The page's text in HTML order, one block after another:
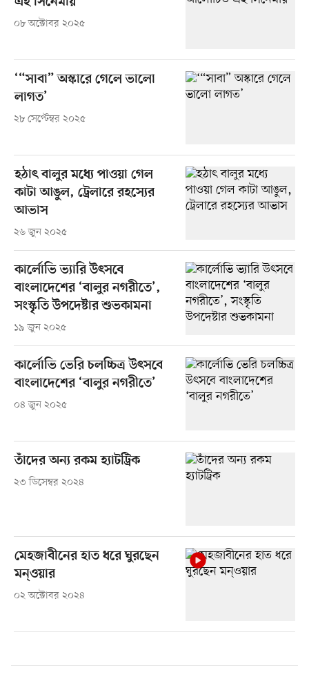
০৮ অক্টোবর ২০২৫
‘“সাবা” অস্কারে গেলে ভালো
লাগত’
২৮ সেপ্টেম্বর ২০২৫
হঠাৎ বালুর মধ্যে পাওয়া গেল
কাটা আঙুল, ট্রেলারে রহস্যের
আভাস
২৬ জুন ২০২৫
কার্লোভি ভ্যারি উৎসবে
বাংলাদেশের ‘বালুর নগরীতে’,
সংস্কৃতি উপদেষ্টার শুভকামনা
১৯ জুন ২০২৫
কার্লোভি ভেরি চলচ্চিত্র উৎসবে
বাংলাদেশের ‘বালুর নগরীতে’
০৪ জুন ২০২৫
তাঁদের অন্য রকম হ্যাটট্রিক
২৩ ডিসেম্বর ২০২৪
মেহজাবীনের হাত ধরে ঘুরছেন
মন্ওয়ার
০২ অক্টোবর ২০২৪